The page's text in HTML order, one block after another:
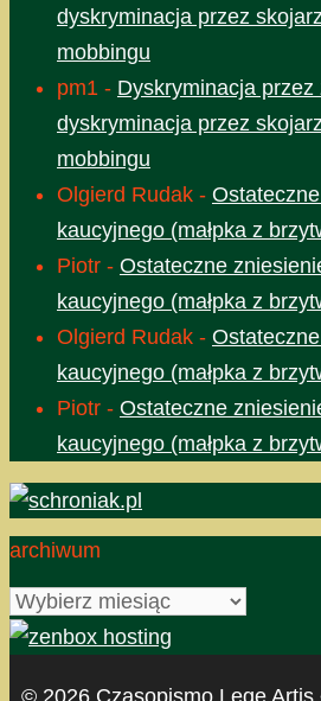
dyskryminacja przez
mobbingu
pm1 - Dyskryminacja przez
dyskryminacja przez
mobbingu
Olgierd Rudak -
kaucyjnego (małpka z
Piotr - Ostateczne
kaucyjnego (małpka z
Olgierd Rudak -
kaucyjnego (małpka z
Piotr - Ostateczne
kaucyjnego (małpka z
archiwum
archiwum
© 2026 Czasopismo Lege Artis